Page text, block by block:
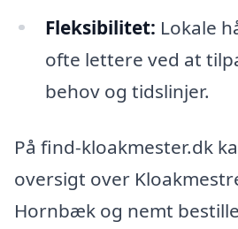
Fleksibilitet: Lokale
ofte lettere ved at
behov og tidslinjer.
På find-kloakmester.dk
oversigt over
Hornbæk og nemt